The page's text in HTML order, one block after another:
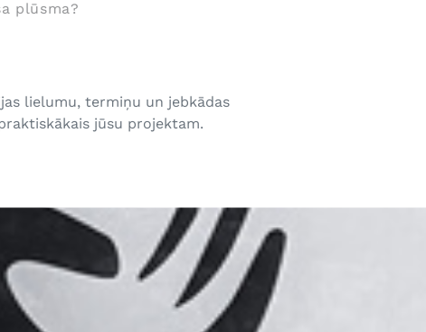
plūsma?
lielumu, termiņu un jebkādas
jūsu projektam.